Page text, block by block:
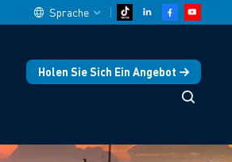
Sprache
English
español
Holen Sie Sich Ein Angebot